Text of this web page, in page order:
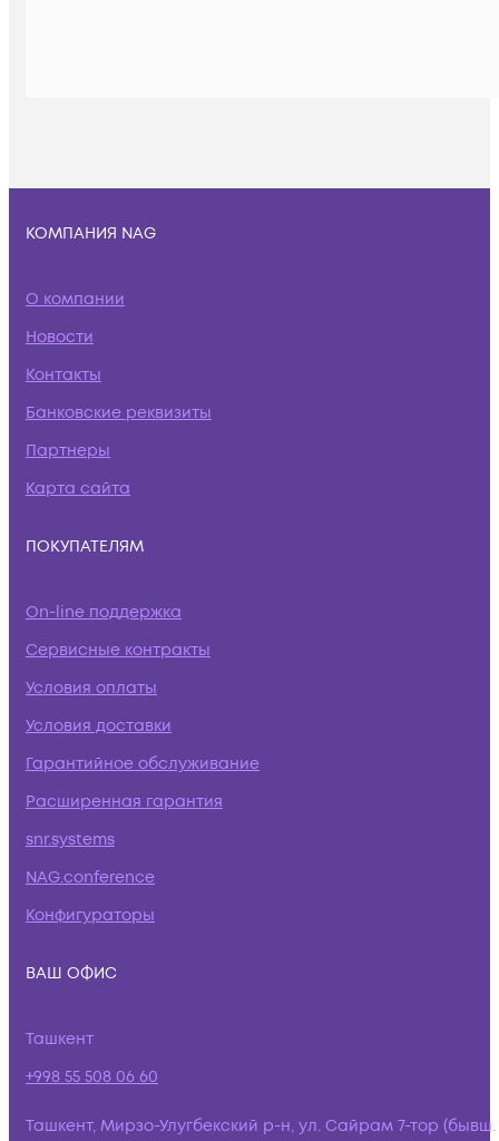
КОМПАНИЯ NAG
О компании
Новости
Контакты
Банковские реквизиты
Партнеры
Карта сайта
ПОКУПАТЕЛЯМ
On-line поддержка
Сервисные контракты
Условия оплаты
Условия доставки
Гарантийное обслуживание
Расширенная гарантия
snr.systems
NAG.conference
Конфигураторы
ВАШ ОФИС
Ташкент
+998 55 508 06 60
Ташкент, Мирзо-Улугбекский р-н, ул. Сайрам 7-тор (бывш.